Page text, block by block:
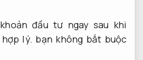
đầu tư ngay sau khi
lý. bạn không bắt buộc